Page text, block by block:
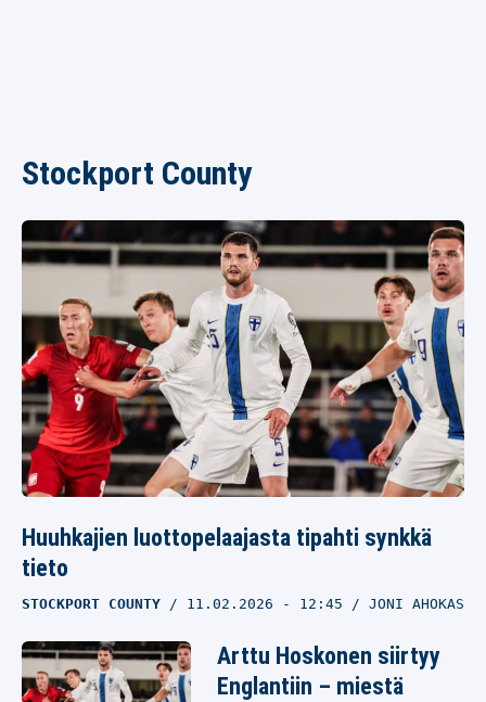
Stockport County
Huuhkajien luottopelaajasta tipahti synkkä
tieto
STOCKPORT COUNTY 11.02.2026 - 12:45 JONI AHOKAS
Arttu Hoskonen siirtyy
Englantiin – miestä